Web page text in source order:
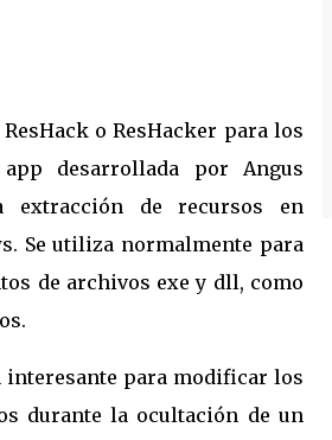
ResHack o ResHacker para los
desarrollada por Angus
extracción de recursos en
Se utiliza normalmente para
de archivos exe y dll, como
interesante para modificar los
durante la ocultación de un